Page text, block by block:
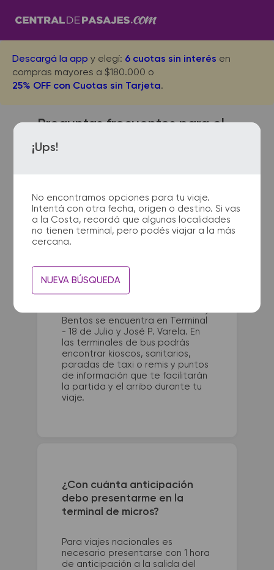
Descargá la app y elegí: 6 cuotas sin interés en
compras mayores a $180.000 o
25% OFF con Cuotas sin Tarjeta.
¡Ups!
No encontramos opciones para tu viaje.
Intentá con otra fecha, origen o destino. Si vas
a la Costa, recordá que algunas localidades
no tienen terminal, pero podés viajar a la más
cercana.
NUEVA BÚSQUEDA
Preguntas frecuentes para el
viaje desde Mendoza a Fray
Bentos
¿Dónde quedan las
terminales de micro de
Mendoza a Fray Bentos?
La terminal de ómnibus de
Bentos se encuentra en Terminal
- 18 de Julio y José P. Varela. En
las terminales de bus podrás
encontrar kioscos, sanitarios,
paradas de taxi o remis y puntos
de información que te facilitarán
la partida y el arribo durante tu
viaje.
¿Con cuánta anticipación
debo presentarme en la
terminal de micros?
Para viajes nacionales es
necesario presentarse con 1 hora
de anticipación a la salida del